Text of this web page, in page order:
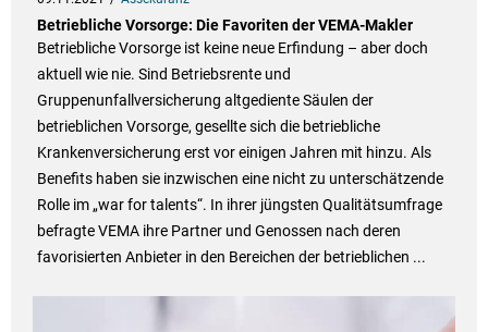
Betriebliche Vorsorge: Die Favoriten der VEMA-Makler
Betriebliche Vorsorge ist keine neue Erfindung – aber doch
aktuell wie nie. Sind Betriebsrente und
Gruppenunfallversicherung altgediente Säulen der
betrieblichen Vorsorge, gesellte sich die betriebliche
Krankenversicherung erst vor einigen Jahren mit hinzu. Als
Benefits haben sie inzwischen eine nicht zu unterschätzende
Rolle im „war for talents“. In ihrer jüngsten Qualitätsumfrage
befragte VEMA ihre Partner und Genossen nach deren
favorisierten Anbieter in den Bereichen der betrieblichen ...